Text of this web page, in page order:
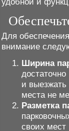
Для
внимание
Ширина
и выезжать
места не
Разметка
своих мест